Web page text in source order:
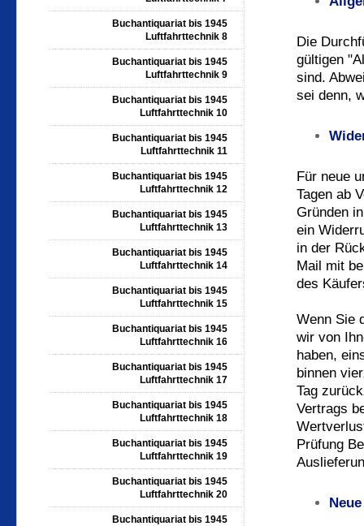
Die
gültigen
sind.
sei denn,
Für neue
Tagen ab
Gründen
ein
in der
Mail mit
des
Wenn Sie
wir von
haben,
binnen
Tag
Vertrags
Prüfung
Buchantiquariat bis 1945
Luftfahrttechnik 8
Buchantiquariat bis 1945
Luftfahrttechnik 9
Buchantiquariat bis 1945
Luftfahrttechnik 10
Buchantiquariat bis 1945
Luftfahrttechnik 11
Buchantiquariat bis 1945
Luftfahrttechnik 12
Buchantiquariat bis 1945
Luftfahrttechnik 13
Buchantiquariat bis 1945
Luftfahrttechnik 14
Buchantiquariat bis 1945
Luftfahrttechnik 15
Buchantiquariat bis 1945
Luftfahrttechnik 16
Buchantiquariat bis 1945
Luftfahrttechnik 17
Buchantiquariat bis 1945
Luftfahrttechnik 18
Buchantiquariat bis 1945
Luftfahrttechnik 19
Buchantiquariat bis 1945
Luftfahrttechnik 20
Buchantiquariat bis 1945